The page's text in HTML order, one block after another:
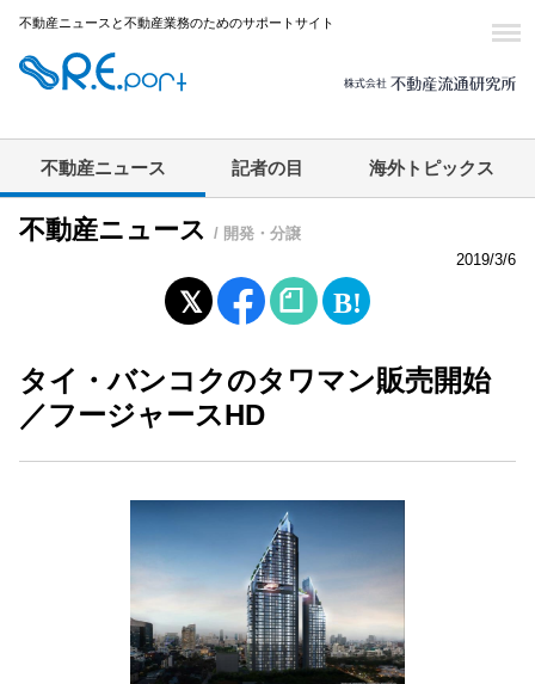
不動産ニュースと不動産業務のためのサポートサイト
不動産ニュース 記者の目 海外トピックス
不動産ニュース / 開発・分譲
2019/3/6
タイ・バンコクのタワマン販売開始
／フージャースHD